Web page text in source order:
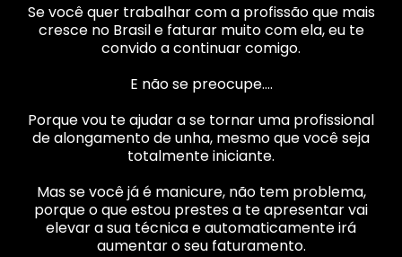
Se você quer trabalhar com a profissão que mais
cresce no Brasil e faturar muito com ela, eu te
convido a continuar comigo.
E não se preocupe….
Porque vou te ajudar a se tornar uma profissional
de alongamento de unha, mesmo que você seja
totalmente iniciante.
Mas se você já é manicure, não tem problema,
porque o que estou prestes a te apresentar vai
elevar a sua técnica e automaticamente irá
aumentar o seu faturamento.